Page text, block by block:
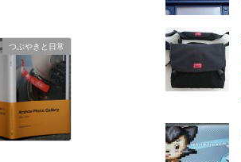
つぶやきと日常